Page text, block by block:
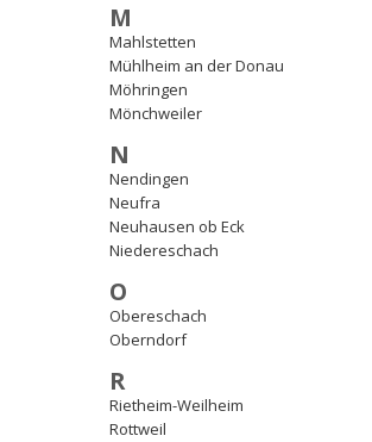
M
Mahlstetten
Mühlheim an der Donau
Möhringen
Mönchweiler
N
Nendingen
Neufra
Neuhausen ob Eck
Niedereschach
O
Obereschach
Oberndorf
R
Rietheim-Weilheim
Rottweil